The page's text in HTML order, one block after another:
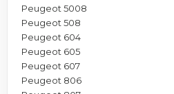
Peugeot 5008
Peugeot 508
Peugeot 604
Peugeot 605
Peugeot 607
Peugeot 806